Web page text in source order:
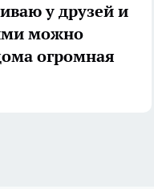
у друзей и
можно
огромная